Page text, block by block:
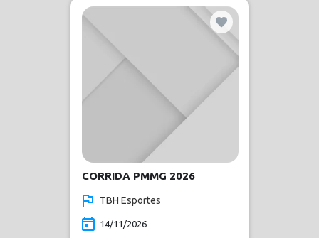
CORRIDA PMMG 2026
TBH Esportes
14/11/2026